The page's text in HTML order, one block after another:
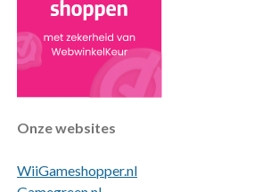
Onze websites
WiiGameshopper.nl